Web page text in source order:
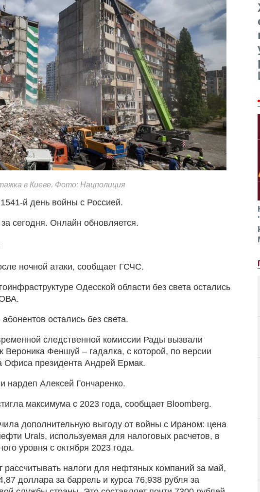
в Киеве. Фото: Нацполиция
й день войны с Россией.
сегодня. Онлайн обновляется.
ночной атаки, сообщает ГСЧС.
Одесской области без света остались
остались без света.
следственной комиссии Рады вызвали
Вероника Феншуй – гадалка, с которой, по версии
Офиса президента Андрей Ермак.
нардеп Алексей Гончаренко.
максимума с 2023 года, сообщает Bloomberg.
дополнительную выгоду от войны с Ираном: цена
Urals, используемая для налоговых расчетов, в
уровня с октября 2023 года.
налоги для нефтяных компаний за май,
доллара за баррель и курса 76,938 рубля за